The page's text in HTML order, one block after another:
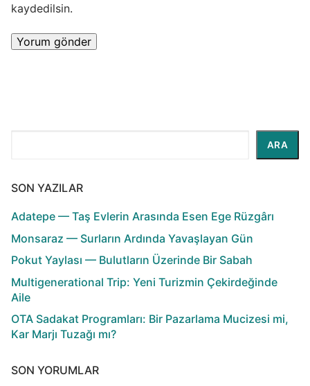
kaydedilsin.
ARA
SON YAZILAR
Adatepe — Taş Evlerin Arasında Esen Ege Rüzgârı
Monsaraz — Surların Ardında Yavaşlayan Gün
Pokut Yaylası — Bulutların Üzerinde Bir Sabah
Multigenerational Trip: Yeni Turizmin Çekirdeğinde
Aile
OTA Sadakat Programları: Bir Pazarlama Mucizesi mi,
Kar Marjı Tuzağı mı?
SON YORUMLAR